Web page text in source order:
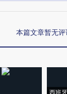
本篇文章暂无评
西班